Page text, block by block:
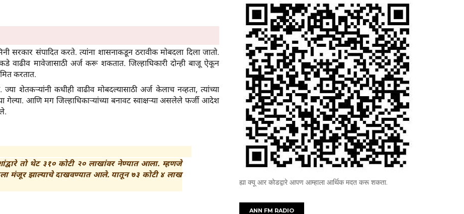
सरकार संपादित करते. त्यांना शासनाकडून ठरावीक मोबदला दिला जातो.
वाढीव मावेजासाठी अर्ज करू शकतात. जिल्हाधिकारी दोन्ही बाजू ऐकून
करतात.
शेतकऱ्यांनी कधीही वाढीव मोबदल्यासाठी अर्ज केलाच नव्हता, त्यांच्या
गेल्या. आणि मग जिल्हाधिकाऱ्यांच्या बनावट स्वाक्षऱ्या असलेले फर्जी आदेश
तो थेट ३१० कोटी २० लाखांवर नेण्यात आला. म्हणजे
मंजूर झाल्याचे दाखवण्यात आले. यातून ७३ कोटी ४ लाख
ह्या क्यू आर कोडद्वारे आपण आम्हाला आर्थिक मदत करू शकता.
ANN FM RADIO